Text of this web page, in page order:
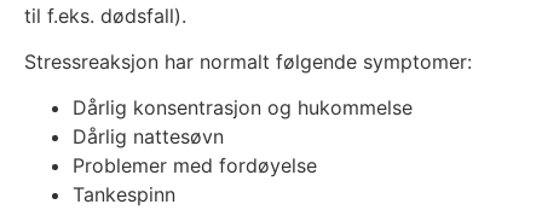
til f.eks. døds­fall).
Stress­re­ak­sjon har nor­malt føl­gen­de sym­pto­mer:
Dår­lig kon­sen­tra­sjon og hukom­mel­se
Dår­lig natte­søvn
Pro­ble­mer med for­døy­el­se
Tanke­spinn